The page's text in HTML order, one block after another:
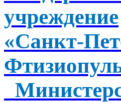
учреждение
«Санкт-